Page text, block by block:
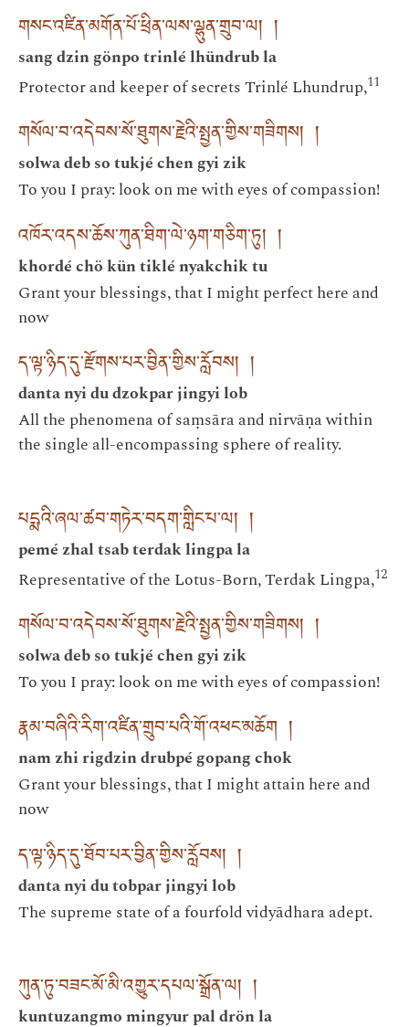
གསང་འཛིན་མགོན་པོ་ཕྲིན་ལས་ལྷུན་གྲུབ་ལ། །
sang dzin gönpo trinlé lhündrub la
Protector and keeper of secrets Trinlé Lhundrup,11
གསོལ་བ་འདེབས་སོ་ཐུགས་རྗེའི་སྤྱན་གྱིས་གཟིགས། །
solwa deb so tukjé chen gyi zik
To you I pray: look on me with eyes of compassion!
འཁོར་འདས་ཆོས་ཀུན་ཐིག་ལེ་ཉག་གཅིག་ཏུ། །
khordé chö kün tiklé nyakchik tu
Grant your blessings, that I might perfect here and
now
ད་ལྟ་ཉིད་དུ་རྫོགས་པར་བྱིན་གྱིས་རློབས། །
danta nyi du dzokpar jingyi lob
All the phenomena of saṃsāra and nirvāṇa within
the single all-encompassing sphere of reality.
པདྨའི་ཞལ་ཚབ་གཏེར་བདག་གླིང་པ་ལ། །
pemé zhal tsab terdak lingpa la
Representative of the Lotus-Born, Terdak Lingpa,12
གསོལ་བ་འདེབས་སོ་ཐུགས་རྗེའི་སྤྱན་གྱིས་གཟིགས། །
solwa deb so tukjé chen gyi zik
To you I pray: look on me with eyes of compassion!
རྣམ་བཞིའི་རིག་འཛིན་གྲུབ་པའི་གོ་འཕང་མཆོག །
nam zhi rigdzin drubpé gopang chok
Grant your blessings, that I might attain here and
now
ད་ལྟ་ཉིད་དུ་ཐོབ་པར་བྱིན་གྱིས་རློབས། །
danta nyi du tobpar jingyi lob
The supreme state of a fourfold vidyādhara adept.
ཀུན་ཏུ་བཟང་མོ་མི་འགྱུར་དཔལ་སྒྲོན་ལ། །
kuntuzangmo mingyur pal drön la